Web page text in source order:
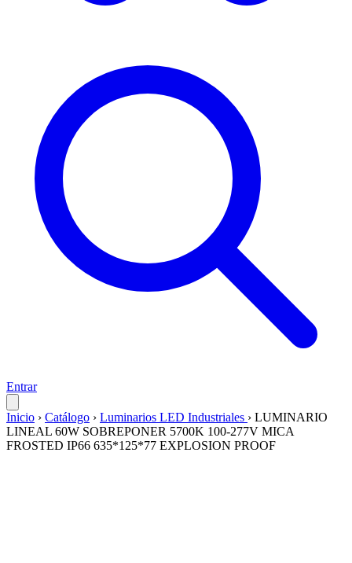
Entrar
Inicio › Catálogo › Luminarios LED Industriales › LUMINARIO
LINEAL 60W SOBREPONER 5700K 100-277V MICA
FROSTED IP66 635*125*77 EXPLOSION PROOF